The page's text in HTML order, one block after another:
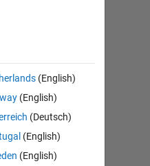
(English)
(English)
(Deutsch)
(English)
(English)